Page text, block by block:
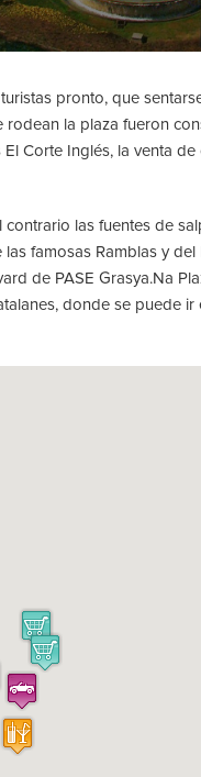
pronto, que
la plaza fueron
Corte Inglés, la venta
las fuentes de
famosas Ramblas y
de PASE Grasya.Na
donde se puede